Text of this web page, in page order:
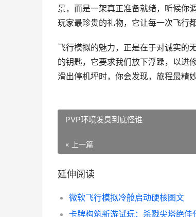
景，而是一架真正准备就绪，听候你
玩家最珍贵的礼物，它让每一次飞行
飞行模拟的魅力，正是在于对诚实的
的钥匙，它要求我们放下浮躁，以进
滑出停机坪时，你会发现，旅程最精
PVP环境发臭到底怪谁
« 上一篇
延伸阅读
微软飞行模拟冷舱启动硬核图文
卡牌构筑新游试玩：杀戮尖塔绝佳